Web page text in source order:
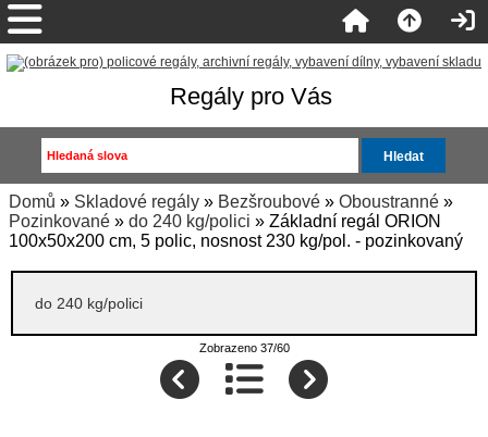
Regály pro Vás
Domů » Skladové regály » Bezšroubové » Oboustranné »
Pozinkované » do 240 kg/polici » Základní regál ORION
100x50x200 cm, 5 polic, nosnost 230 kg/pol. - pozinkovaný
do 240 kg/polici
Zobrazeno 37/60